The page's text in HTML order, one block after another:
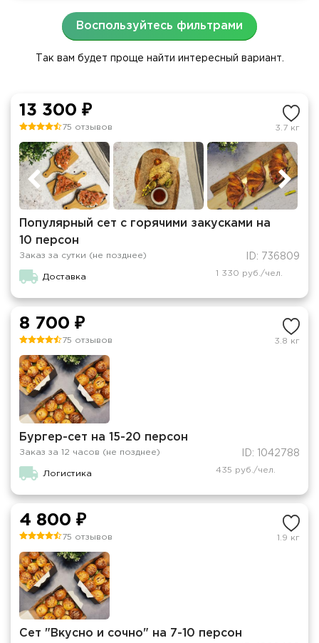
Воспользуйтесь фильтрами
Так вам будет проще найти интересный вариант.
13 300 ₽
75 отзывов 3.7 кг
Популярный сет с горячими закусками на
10 персон
Заказ за сутки (не позднее) ID: 736809
Доставка 1 330 руб./чел.
8 700 ₽
75 отзывов 3.8 кг
Бургер-сет на 15-20 персон
Заказ за 12 часов (не позднее) ID: 1042788
Логистика 435 руб./чел.
4 800 ₽
75 отзывов 1.9 кг
Сет "Вкусно и сочно" на 7-10 персон